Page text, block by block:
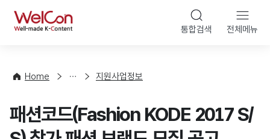
WelCon 통합검색 전체메뉴
Home
사
청
지원사업정보
패션코드(Fashion KODE 2017 S/